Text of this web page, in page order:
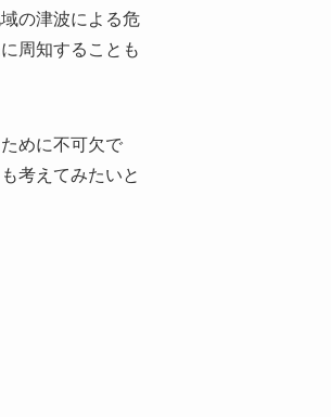
の津波による危
周知することも
めに不可欠で
考えてみたいと